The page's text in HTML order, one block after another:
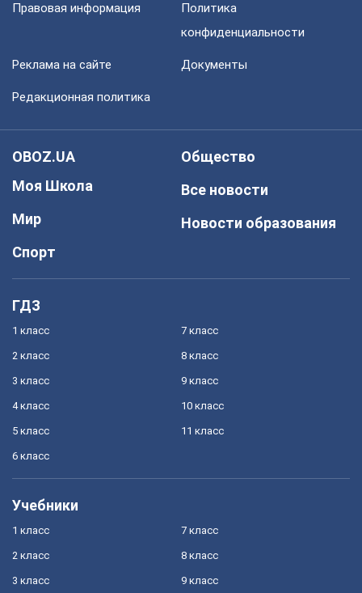
Правовая информация
Политика
конфиденциальности
Реклама на сайте Документы
Редакционная политика
OBOZ.UA
Моя Школа
Мир
Спорт
Общество
Все новости
Новости образования
ГДЗ
1 класс
2 класс
3 класс
4 класс
5 класс
6 класс
7 класс
8 класс
9 класс
10 класс
11 класс
Учебники
1 класс
2 класс
3 класс
7 класс
8 класс
9 класс